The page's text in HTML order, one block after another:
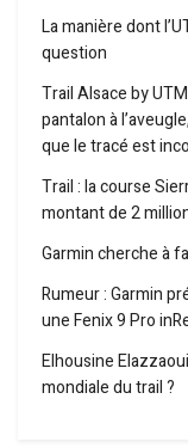
La manière dont
question
Trail Alsace by
pantalon à
que le tracé est
Trail : la course
montant de 2
Garmin cherche à
Rumeur : Garmin
une Fenix 9 Pro
Elhousine
mondiale du trail ?